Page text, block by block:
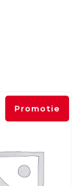
Promotie